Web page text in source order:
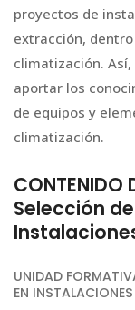
proyectos de
extracción,
climatización.
aportar los
de equipos y
climatización.
CONTENIDO
Selección
UNIDAD
EN